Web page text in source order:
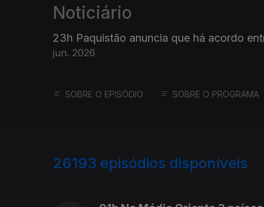
Noticiário
23h Paquistão anuncia que há acordo
jun. 2026
SOBRE O EPISÓDIO SOBRE O PROGRAMA
26193 episódios disponíveis